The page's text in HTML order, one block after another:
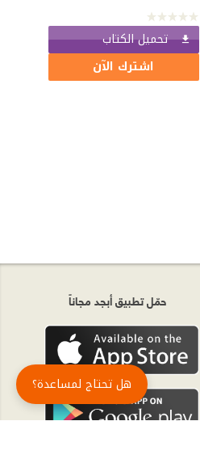
تحميل الكتاب
اشترك الآن
حمّل تطبيق أبجد مجاناً
هل تحتاج لمساعدة؟